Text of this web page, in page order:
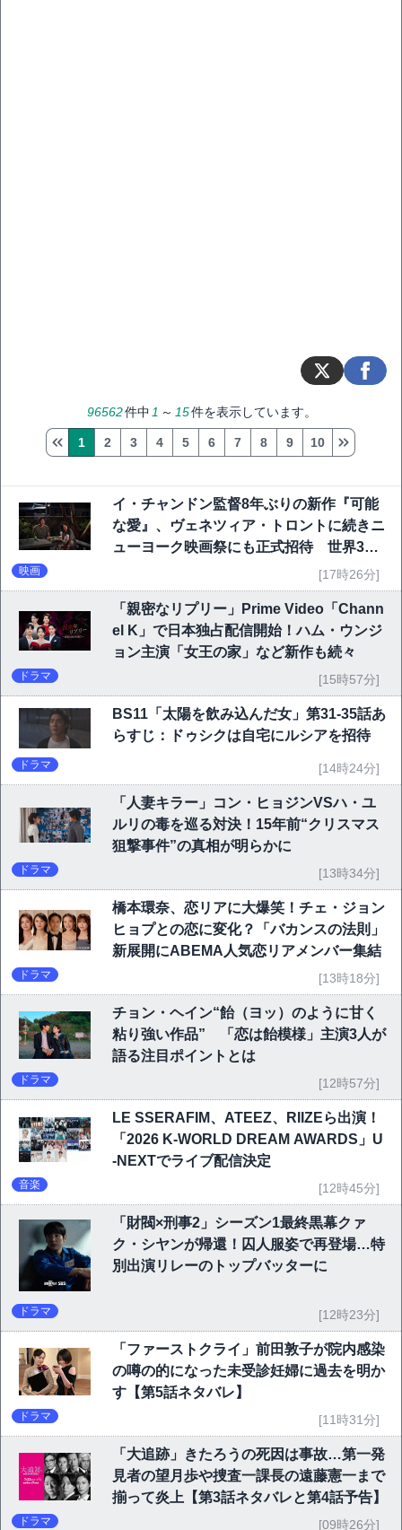
96562件中 1 ～ 15件を表示しています。
1 2 3 4 5 6 7 8 9 10
イ・チャンドン監督8年ぶりの新作『可能
な愛』、ヴェネツィア・トロントに続きニ
ューヨーク映画祭にも正式招待 世界3大
映画 [17時26分]
「親密なリプリー」Prime Video「Chann
el K」で日本独占配信開始！ハム・ウンジ
ョン主演「女王の家」など新作も続々
ドラマ [15時57分]
BS11「太陽を飲み込んだ女」第31-35話あ
らすじ：ドゥシクは自宅にルシアを招待
ドラマ [14時24分]
「人妻キラー」コン・ヒョジンVSハ・ユ
ルリの毒を巡る対決！15年前“クリスマス
狙撃事件”の真相が明らかに
ドラマ [13時34分]
橋本環奈、恋リアに大爆笑！チェ・ジョン
ヒョプとの恋に変化？「バカンスの法則」
新展開にABEMA人気恋リアメンバー集結
ドラマ [13時18分]
チョン・ヘイン“飴（ヨッ）のように甘く
粘り強い作品” 「恋は飴模様」主演3人が
語る注目ポイントとは
ドラマ [12時57分]
LE SSERAFIM、ATEEZ、RIIZEら出演！
「2026 K-WORLD DREAM AWARDS」U
-NEXTでライブ配信決定
音楽 [12時45分]
「財閥×刑事2」シーズン1最終黒幕クァ
ク・シヤンが帰還！囚人服姿で再登場…特
別出演リレーのトップバッターに
ドラマ [12時23分]
「ファーストクライ」前田敦子が院内感染
の噂の的になった未受診妊婦に過去を明か
す【第5話ネタバレ】
ドラマ [11時31分]
「大追跡」きたろうの死因は事故…第一発
見者の望月歩や捜査一課長の遠藤憲一まで
揃って炎上【第3話ネタバレと第4話予告】
ドラマ [09時26分]